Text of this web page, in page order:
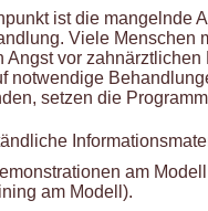
ist die mangelnde
Viele Menschen
Angst vor zahnärztlichen
notwendige
setzen die
am Modell
am Modell).